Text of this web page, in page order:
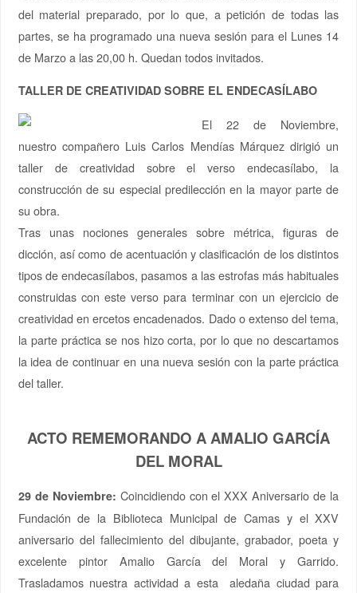
del material preparado, por lo que, a petición de todas las
partes, se ha programado una nueva sesión para el Lunes 14
de Marzo a las 20,00 h. Quedan todos invitados.
TALLER DE CREATIVIDAD SOBRE EL ENDECASÍLABO
El 22 de Noviembre,
nuestro compañero Luis Carlos Mendías Márquez dirigió un
taller de creatividad sobre el verso endecasílabo, la
construcción de su especial predilección en la mayor parte de
su obra.
Tras unas nociones generales sobre métrica, figuras de
dicción, así como de acentuación y clasificación de los distintos
tipos de endecasílabos, pasamos a las estrofas más habituales
construidas con este verso para terminar con un ejercicio de
creatividad en ercetos encadenados. Dado o extenso del tema,
la parte práctica se nos hizo corta, por lo que no descartamos
la idea de continuar en una nueva sesión con la parte práctica
del taller.
ACTO REMEMORANDO A AMALIO GARCÍA
DEL MORAL
29 de Noviembre: Coincidiendo con el XXX Aniversario de la
Fundación de la Biblioteca Municipal de Camas y el XXV
aniversario del fallecimiento del dibujante, grabador, poeta y
excelente pintor Amalio García del Moral y Garrido.
Trasladamos nuestra actividad a esta aledaña ciudad para